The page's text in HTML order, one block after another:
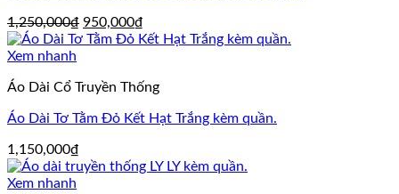
1,250,000₫ Giá
gốc
950,000₫
hiện
950,000₫.
Xem nhanh
Áo Dài Cổ Truyền Thống
Áo Dài Tơ Tằm Đỏ Kết Hạt Trắng kèm quần.
1,150,000₫
Xem nhanh